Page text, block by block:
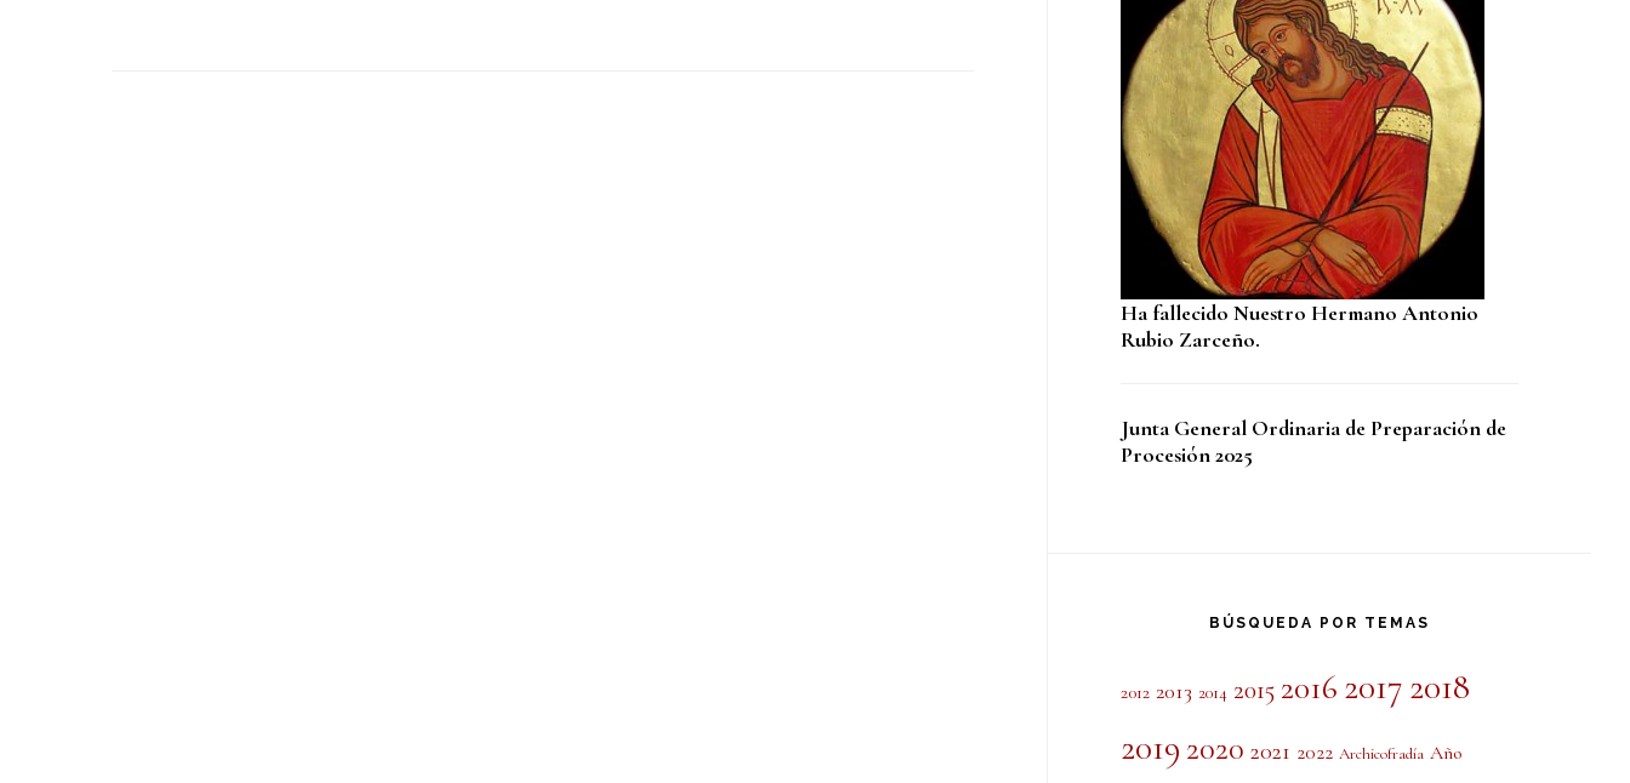
Ha fallecido Nuestro Hermano Antonio
Rubio Zarceño.
Junta General Ordinaria de Preparación de
Procesión 2025
BÚSQUEDA POR TEMAS
2012 2013 2014 20152016 2017 2018
2019 2020 2021 2022 Archicofradía Año